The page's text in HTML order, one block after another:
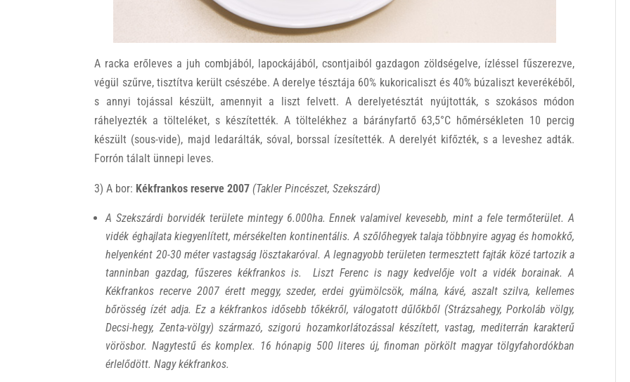
A racka erőleves a juh combjából, lapockájából, csontjaiból gazdagon zöldségelve, ízléssel fűszerezve,
végül szűrve, tisztítva került csészébe. A derelye tésztája 60% kukoricaliszt és 40% búzaliszt keverékéből,
s annyi tojással készült, amennyit a liszt felvett. A derelyetésztát nyújtották, s szokásos módon
ráhelyezték a tölteléket, s készítették. A töltelékhez a bárányfartő 63,5°C hőmérsékleten 10 percig
készült (sous-vide), majd ledarálták, sóval, borssal ízesítették. A derelyét kifőzték, s a leveshez adták.
Forrón tálalt ünnepi leves.
3) A bor: Kékfrankos reserve 2007 (Takler Pincészet, Szekszárd)
A Szekszárdi borvidék területe mintegy 6.000ha. Ennek valamivel kevesebb, mint a fele termőterület. A
vidék éghajlata kiegyenlített, mérsékelten kontinentális. A szőlőhegyek talaja többnyire agyag és homokkő,
helyenként 20-30 méter vastagság lösztakaróval. A legnagyobb területen termesztett fajták közé tartozik a
tanninban gazdag, fűszeres kékfrankos is. Liszt Ferenc is nagy kedvelője volt a vidék borainak. A
Kékfrankos recerve 2007 érett meggy, szeder, erdei gyümölcsök, málna, kávé, aszalt szilva, kellemes
bőrösség ízét adja. Ez a kékfrankos idősebb tőkékről, válogatott dűlőkből (Strázsahegy, Porkoláb völgy,
Decsi-hegy, Zenta-völgy) származó, szigorú hozamkorlátozással készített, vastag, mediterrán karakterű
vörösbor. Nagytestű és komplex. 16 hónapig 500 literes új, finoman pörkölt magyar tölgyfahordókban
érlelődött. Nagy kékfrankos.